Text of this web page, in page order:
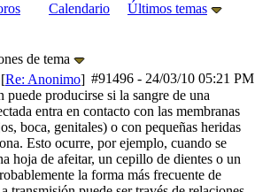
Calendario
Últimos temas
de tema
#91496 - 24/03/10 05:21 PM
[Re: Anonimo]
puede producirse si la sangre de una
entra en contacto con las membranas
boca, genitales) o con pequeñas heridas
Esto ocurre, por ejemplo, cuando se
hoja de afeitar, un cepillo de dientes o un
la forma más frecuente de